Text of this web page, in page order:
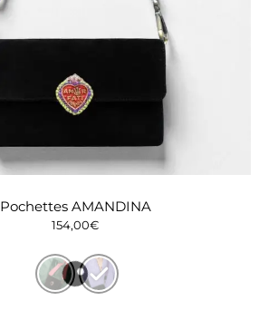
Pochettes AMANDINA
154,00€